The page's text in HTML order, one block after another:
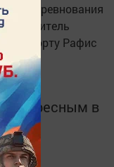
Соревнования
и спорту Рафис
в